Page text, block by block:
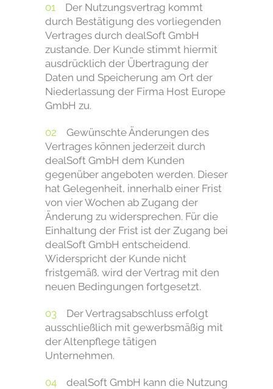
Der Nutzungsvertrag kommt
durch Bestätigung des vorliegenden
Vertrages durch dealSoft GmbH
zustande. Der Kunde stimmt hiermit
ausdrücklich der Übertragung der
Daten und Speicherung am Ort der
Niederlassung der Firma Host Europe
GmbH zu.
Gewünschte Änderungen des
Vertrages können jederzeit durch
dealSoft GmbH dem Kunden
gegenüber angeboten werden. Dieser
hat Gelegenheit, innerhalb einer Frist
von vier Wochen ab Zugang der
Änderung zu widersprechen. Für die
Einhaltung der Frist ist der Zugang bei
dealSoft GmbH entscheidend.
Widerspricht der Kunde nicht
fristgemäß, wird der Vertrag mit den
neuen Bedingungen fortgesetzt.
Der Vertragsabschluss erfolgt
ausschließlich mit gewerbsmäßig mit
der Altenpflege tätigen
Unternehmen.
dealSoft GmbH kann die Nutzung